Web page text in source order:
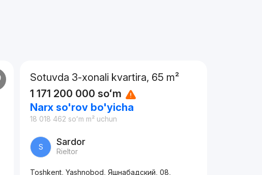
Sotuvda 3-xonali kvartira, 65 m²
1 171 200 000 soʻm
Narx so'rov bo'yicha
18 018 462 soʻm m² uchun
S Sardor
Rieltor
Toshkent, Yashnobod, Яшнабадский, 08,